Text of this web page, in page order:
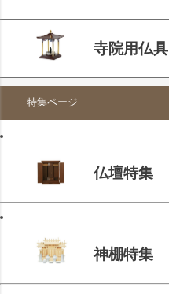
寺院用仏具
特集ページ
仏壇特集
神棚特集